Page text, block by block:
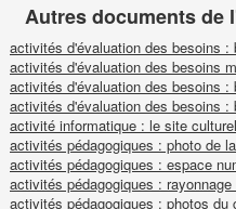
Autres documents de
activités d'évaluation des besoins :
activités d'évaluation des besoins
activités d'évaluation des besoins :
activités d'évaluation des besoins :
activité informatique : le site
activités pédagogiques : photo de
activités pédagogiques : espace
activités pédagogiques :
activités pédagogiques : photos du